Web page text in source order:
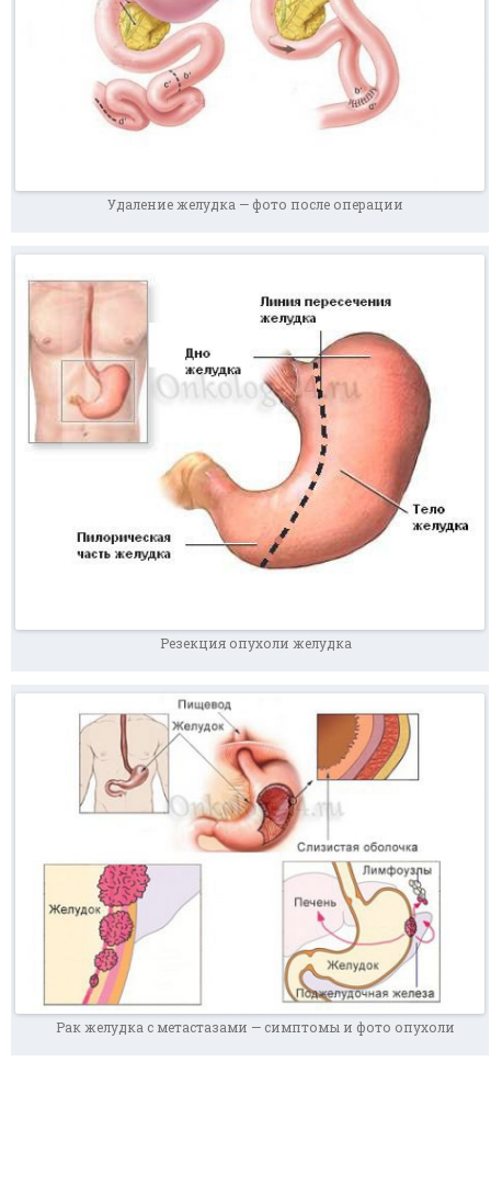
Удаление желудка — фото после операции
Резекция опухоли желудка
Рак желудка с метастазами — симптомы и фото опухоли